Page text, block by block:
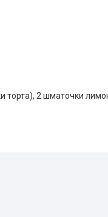
торта), 2 шматочки